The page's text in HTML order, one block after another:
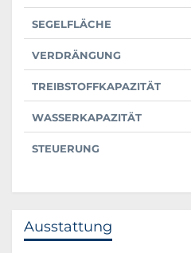
SEGELFLÄCHE
VERDRÄNGUNG
TREIBSTOFFKAPAZITÄT
WASSERKAPAZITÄT
STEUERUNG
Ausstattung